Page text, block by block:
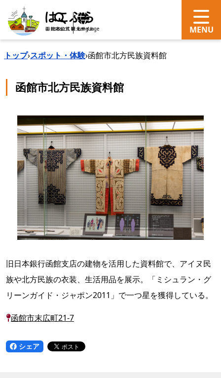
search Language
トップ›スポット・体験›函館市北方民族資料館
函館市北方民族資料館
旧日本銀行函館支店の建物を活用した資料館で、アイヌ民
族や北方民族の衣装、生活用品を展示。「ミシュラン・グ
リーンガイド・ジャポン2011」で一つ星を獲得している。
函館市末広町21-7
シェア